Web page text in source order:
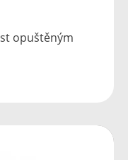
opuštěným